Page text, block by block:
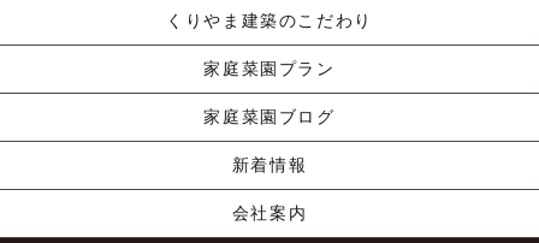
くりやま建築のこだわり
家庭菜園プラン
家庭菜園ブログ
新着情報
会社案内